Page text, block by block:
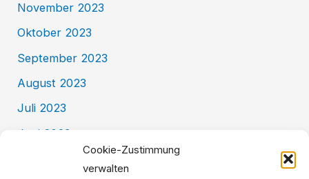
Cookie-Zustimmung
verwalten
November 2023
Oktober 2023
September 2023
August 2023
Juli 2023
Juni 2023